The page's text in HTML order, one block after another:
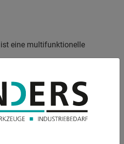
ist eine multifunktionelle
Rundschleifen an der